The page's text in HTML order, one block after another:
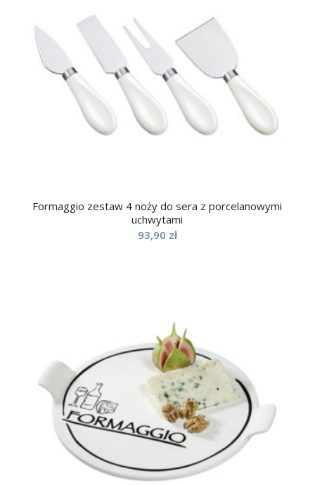
Formaggio zestaw 4 noży do sera z porcelanowymi
uchwytami
93,90 zł